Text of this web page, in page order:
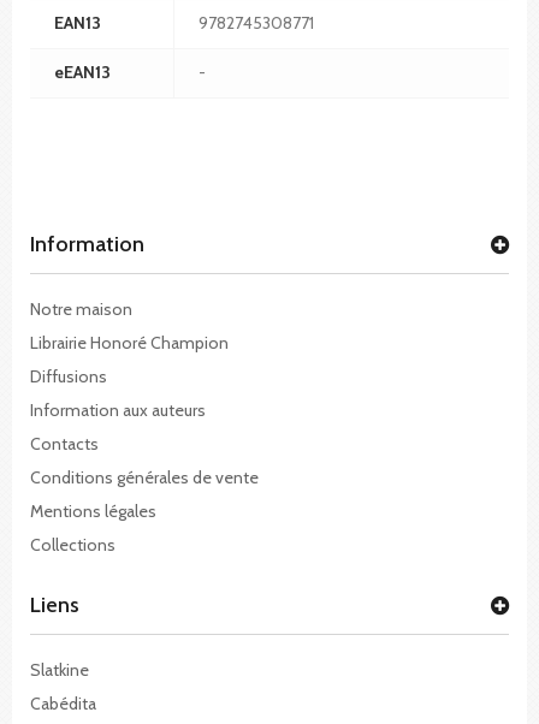
EAN13 9782745308771
eEAN13 -
Information
Notre maison
Librairie Honoré Champion
Diffusions
Information aux auteurs
Contacts
Conditions générales de vente
Mentions légales
Collections
Liens
Slatkine
Cabédita